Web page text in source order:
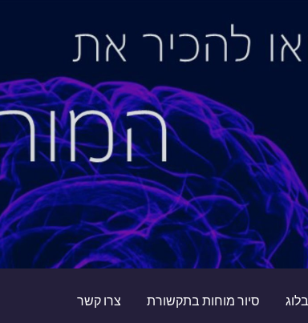
בלוג סיור מוחות בתקשורת צרו קשר